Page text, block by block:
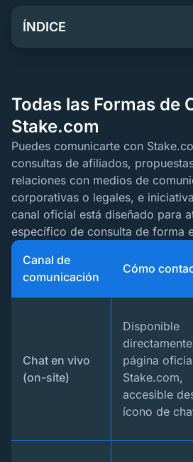
ÍNDICE
Todas las Formas de
Stake.com
Puedes comunicarte con
consultas de afiliados,
relaciones con medios de
corporativas o legales, e
canal oficial está diseñado para
específico de consulta de forma
Canal de
comunicación
Cómo
Chat en vivo
(on-site)
Disponible
página
Stake.com,
accesible
ícono de